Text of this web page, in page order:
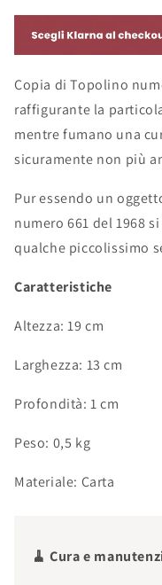
-
Italia
1968
-
Italia
1968
Copia di Topolino
raffigurante la
mentre fumano una
sicuramente non più
Pur essendo un
numero 661 del 1968
qualche piccolissimo
Caratteristiche
Altezza: 19 cm
Larghezza: 13 cm
Profondità: 1 cm
Peso: 0,5 kg
Materiale: Carta
🧹 Cura e